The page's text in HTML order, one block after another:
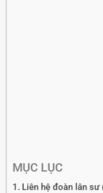
MỤC LỤC
Liên hệ đoàn lân sư